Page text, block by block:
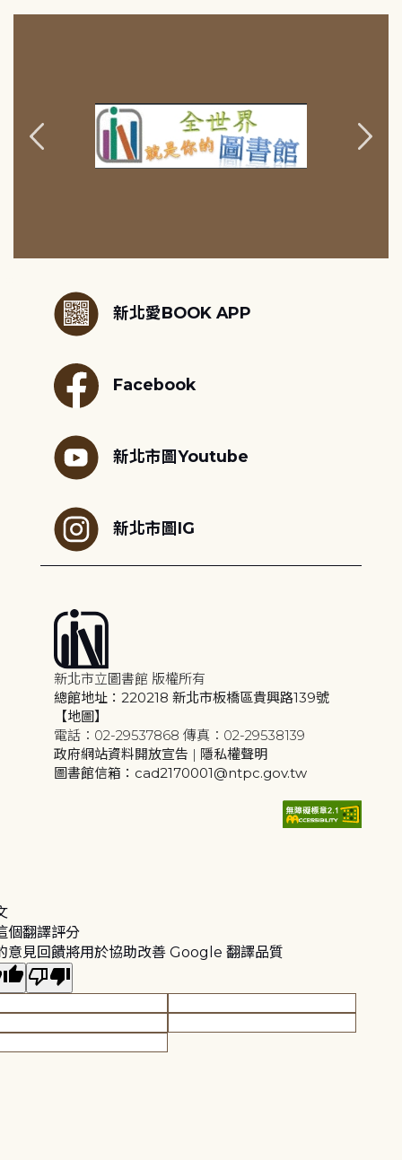
新北愛BOOK APP
Facebook
新北市圖Youtube
新北市圖IG
新北市立圖書館 版權所有
總館地址：220218 新北市板橋區貴興路139號
【地圖】
電話：02-29537868 傳真：02-29538139
政府網站資料開放宣告 | 隱私權聲明
圖書館信箱：cad2170001@ntpc.gov.tw
個翻譯評分
意見回饋將用於協助改善 Google 翻譯品質